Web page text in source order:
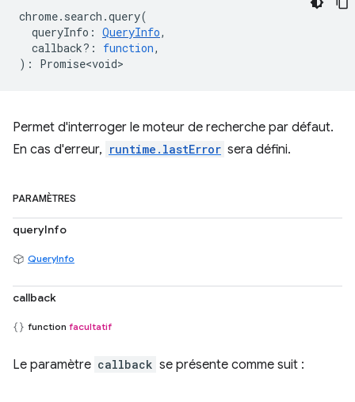
chrome. search .query(
queryInfo : QueryInfo,
callback? : function,
) : Promise<void>
Permet d'interroger le moteur de recherche par défaut.
En cas d'erreur, runtime.lastError sera défini.
PARAMÈTRES
queryInfo
QueryInfo
callback
function facultatif
Le paramètre callback se présente comme suit :